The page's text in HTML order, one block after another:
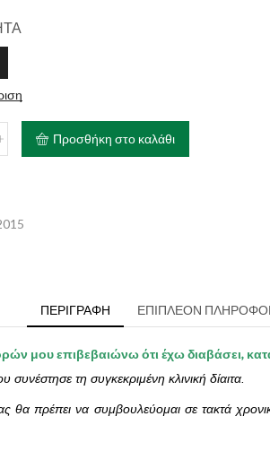
Προσθήκη στο καλάθι
ΠΕΡΙΓΡΑΦΉ ΕΠΙΠΛΈΟΝ
μου επιβεβαιώνω ότι έχω διαβάσει,
συνέστησε τη συγκεκριμένη κλινική δίαιτα.
θα πρέπει να συμβουλεύομαι σε τακτά